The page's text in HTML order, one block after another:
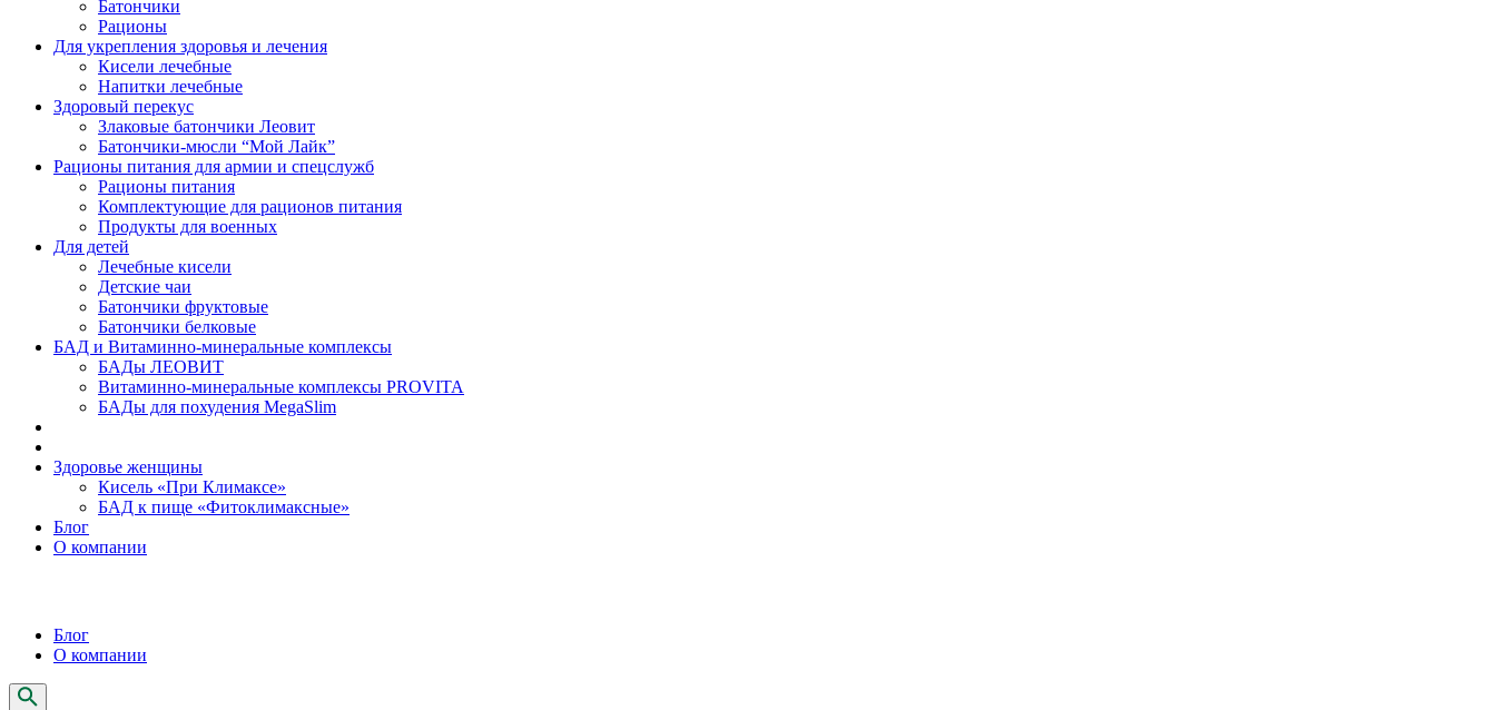
Батончики
Рационы
Для укрепления здоровья и лечения
Кисели лечебные
Напитки лечебные
Здоровый перекус
Злаковые батончики Леовит
Батончики-мюсли “Мой Лайк”
Рационы питания для армии и спецслужб
Рационы питания
Комплектующие для рационов питания
Продукты для военных
Для детей
Лечебные кисели
Детские чаи
Батончики фруктовые
Батончики белковые
БАД и Витаминно-минеральные комплексы
БАДы ЛЕОВИТ
Витаминно-минеральные комплексы PROVITA
БАДы для похудения MegaSlim
Здоровье женщины
Кисель «При Климаксе»
БАД к пище «Фитоклимаксные»
Блог
О компании
Блог
О компании